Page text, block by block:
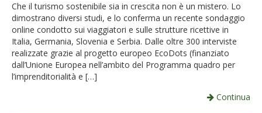
Che il turismo sostenibile sia in crescita non è un mistero. Lo
dimostrano diversi studi, e lo conferma un recente sondaggio
online condotto sui viaggiatori e sulle strutture ricettive in
Italia, Germania, Slovenia e Serbia. Dalle oltre 300 interviste
realizzate grazie al progetto europeo EcoDots (finanziato
dall’Unione Europea nell’ambito del Programma quadro per
l’imprenditorialità e […]
Continua